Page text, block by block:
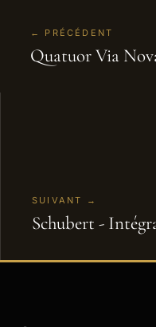
← PRÉCÉDENT
Quatuor Via
SUIVANT →
Schubert -